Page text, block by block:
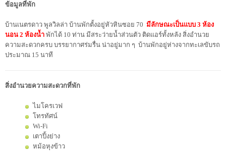
ข้อมูลที่พัก
บ้านเนตรดาว พูลวิลล่า บ้านพักตั้งอยู่หัวหินซอย 70 มีลักษณะเป็นแบบ 3 ห้อง
นอน 2 ห้องน้ำ พักได้ 10 ท่าน มีสระว่ายน้ำส่วนตัว ติดแอร์ทั้งหลัง สิ่งอำนวย
ความสะดวกครบ บรรยากาศร่มรื่น น่าอยู่มาก ๆ บ้านพักอยู่ห่างจากทะเลขับรถ
ประมาณ 15 นาที
สิ่งอำนวยความสะดวกที่พัก
ไมโครเวฟ
โทรทัศน์
Wi-Fi
เตาปิ้งย่าง
หม้อหุงข้าว